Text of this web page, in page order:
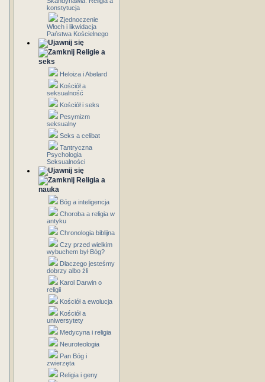
konstytucja
Zjednoczenie
Włoch i likwidacja
Państwa Kościelnego
Religie a
seks
Heloiza i Abelard
Kościół a
seksualność
Kościół i seks
Pesymizm
seksualny
Seks a celibat
Tantryczna
Psychologia
Seksualności
Religia a
nauka
Bóg a inteligencja
Choroba a religia w
antyku
Chronologia biblijna
Czy przed wielkim
wybuchem był Bóg?
Dlaczego jesteśmy
dobrzy albo źli
Karol Darwin o
religii
Kościół a ewolucja
Kościół a
uniwersytety
Medycyna i religia
Neuroteologia
Pan Bóg i
zwierzęta
Religia i geny